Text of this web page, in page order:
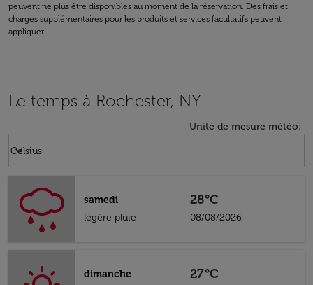
peuvent ne plus être disponibles au moment de la réservation. Des frais et
charges supplémentaires pour les produits et services facultatifs peuvent
appliquer.
Le temps à Rochester, NY
Unité de mesure météo:
Celsius
keyboard_arrow_down
samedi
légère pluie
28°C
08/08/2026
dimanche
27°C